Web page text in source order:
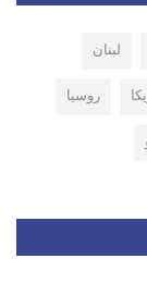
لبنان
روسيا